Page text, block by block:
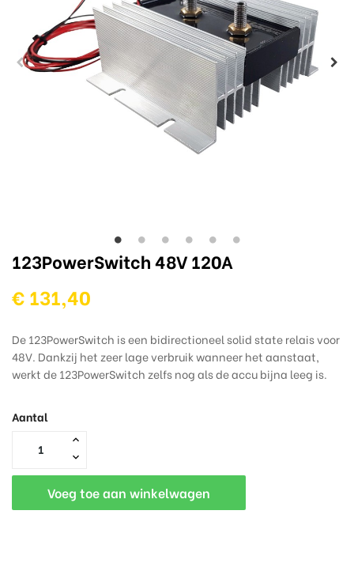
123PowerSwitch 48V 120A
€ 131,40
De 123PowerSwitch is een bidirectioneel solid state relais voor
48V. Dankzij het zeer lage verbruik wanneer het aanstaat,
werkt de 123PowerSwitch zelfs nog als de accu bijna leeg is.
Aantal
Voeg toe aan winkelwagen